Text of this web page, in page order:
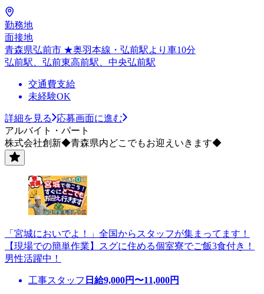
勤務地
面接地
青森県弘前市 ★奥羽本線・弘前駅より車10分
弘前駅、弘前東高前駅、中央弘前駅
交通費支給
未経験OK
詳細を見る
応募画面に進む
アルバイト・パート
株式会社創新◆青森県内どこでもお迎えいきます◆
「宮城においでよ！」全国からスタッフが集まってます！
【現場での簡単作業】スグに住める個室寮でご飯3食付き！
男性活躍中！
工事スタッフ 日給9,000円〜11,000円